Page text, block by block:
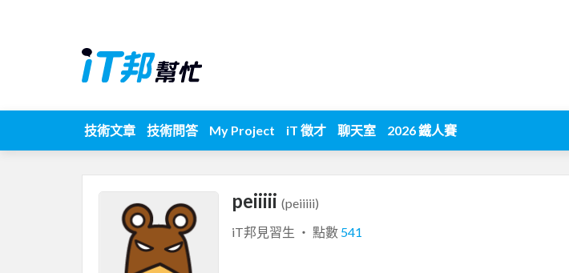
技術文章 技術問答 My Project iT 徵才 聊天室 2026 鐵人賽
peiiiii (peiiiii)
iT邦見習生 ‧ 點數 541